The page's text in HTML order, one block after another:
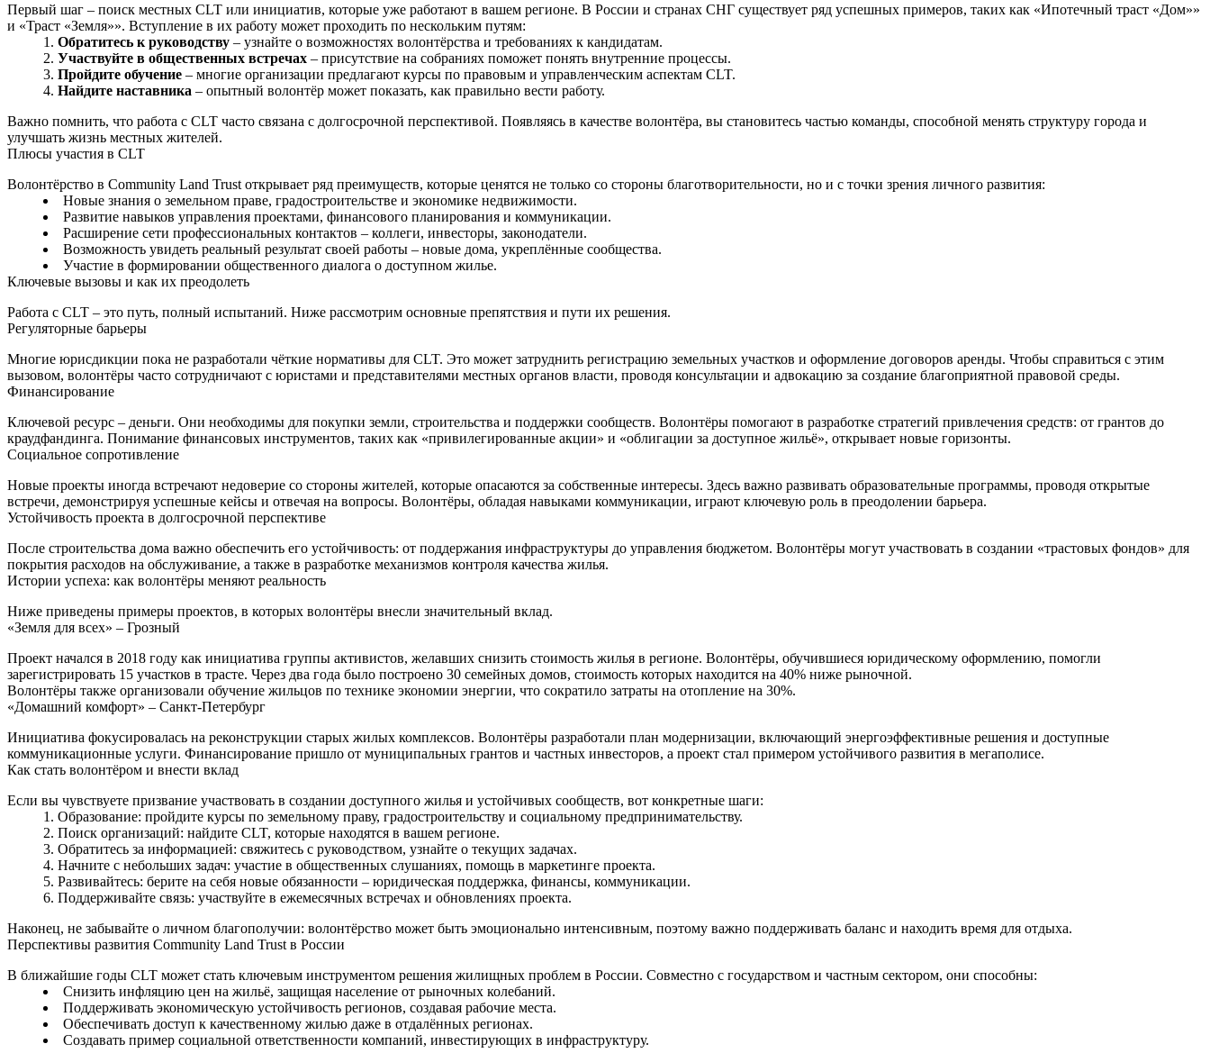
Первый шаг – поиск местных CLT или инициатив, которые уже работают в вашем регионе. В России и странах СНГ существует ряд успешных примеров, таких как «Ипотечный траст «Дом»»
и «Траст «Земля»». Вступление в их работу может проходить по нескольким путям:
Обратитесь к руководству – узнайте о возможностях волонтёрства и требованиях к кандидатам.
Участвуйте в общественных встречах – присутствие на собраниях поможет понять внутренние процессы.
Пройдите обучение – многие организации предлагают курсы по правовым и управленческим аспектам CLT.
Найдите наставника – опытный волонтёр может показать, как правильно вести работу.
Важно помнить, что работа с CLT часто связана с долгосрочной перспективой. Появляясь в качестве волонтёра, вы становитесь частью команды, способной менять структуру города и
улучшать жизнь местных жителей.
Плюсы участия в CLT
Волонтёрство в Community Land Trust открывает ряд преимуществ, которые ценятся не только со стороны благотворительности, но и с точки зрения личного развития:
Новые знания о земельном праве, градостроительстве и экономике недвижимости.
Развитие навыков управления проектами, финансового планирования и коммуникации.
Расширение сети профессиональных контактов – коллеги, инвесторы, законодатели.
Возможность увидеть реальный результат своей работы – новые дома, укреплённые сообщества.
Участие в формировании общественного диалога о доступном жилье.
Ключевые вызовы и как их преодолеть
Работа с CLT – это путь, полный испытаний. Ниже рассмотрим основные препятствия и пути их решения.
Регуляторные барьеры
Многие юрисдикции пока не разработали чёткие нормативы для CLT. Это может затруднить регистрацию земельных участков и оформление договоров аренды. Чтобы справиться с этим
вызовом, волонтёры часто сотрудничают с юристами и представителями местных органов власти, проводя консультации и адвокацию за создание благоприятной правовой среды.
Финансирование
Ключевой ресурс – деньги. Они необходимы для покупки земли, строительства и поддержки сообществ. Волонтёры помогают в разработке стратегий привлечения средств: от грантов до
краудфандинга. Понимание финансовых инструментов, таких как «привилегированные акции» и «облигации за доступное жильё», открывает новые горизонты.
Социальное сопротивление
Новые проекты иногда встречают недоверие со стороны жителей, которые опасаются за собственные интересы. Здесь важно развивать образовательные программы, проводя открытые
встречи, демонстрируя успешные кейсы и отвечая на вопросы. Волонтёры, обладая навыками коммуникации, играют ключевую роль в преодолении барьера.
Устойчивость проекта в долгосрочной перспективе
После строительства дома важно обеспечить его устойчивость: от поддержания инфраструктуры до управления бюджетом. Волонтёры могут участвовать в создании «трастовых фондов» для
покрытия расходов на обслуживание, а также в разработке механизмов контроля качества жилья.
Истории успеха: как волонтёры меняют реальность
Ниже приведены примеры проектов, в которых волонтёры внесли значительный вклад.
«Земля для всех» – Грозный
Проект начался в 2018 году как инициатива группы активистов, желавших снизить стоимость жилья в регионе. Волонтёры, обучившиеся юридическому оформлению, помогли
зарегистрировать 15 участков в трасте. Через два года было построено 30 семейных домов, стоимость которых находится на 40% ниже рыночной.
Волонтёры также организовали обучение жильцов по технике экономии энергии, что сократило затраты на отопление на 30%.
«Домашний комфорт» – Санкт-Петербург
Инициатива фокусировалась на реконструкции старых жилых комплексов. Волонтёры разработали план модернизации, включающий энергоэффективные решения и доступные
коммуникационные услуги. Финансирование пришло от муниципальных грантов и частных инвесторов, а проект стал примером устойчивого развития в мегаполисе.
Как стать волонтёром и внести вклад
Если вы чувствуете призвание участвовать в создании доступного жилья и устойчивых сообществ, вот конкретные шаги:
Образование: пройдите курсы по земельному праву, градостроительству и социальному предпринимательству.
Поиск организаций: найдите CLT, которые находятся в вашем регионе.
Обратитесь за информацией: свяжитесь с руководством, узнайте о текущих задачах.
Начните с небольших задач: участие в общественных слушаниях, помощь в маркетинге проекта.
Развивайтесь: берите на себя новые обязанности – юридическая поддержка, финансы, коммуникации.
Поддерживайте связь: участвуйте в ежемесячных встречах и обновлениях проекта.
Наконец, не забывайте о личном благополучии: волонтёрство может быть эмоционально интенсивным, поэтому важно поддерживать баланс и находить время для отдыха.
Перспективы развития Community Land Trust в России
В ближайшие годы CLT может стать ключевым инструментом решения жилищных проблем в России. Совместно с государством и частным сектором, они способны:
Снизить инфляцию цен на жильё, защищая население от рыночных колебаний.
Поддерживать экономическую устойчивость регионов, создавая рабочие места.
Обеспечивать доступ к качественному жилью даже в отдалённых регионах.
Создавать пример социальной ответственности компаний, инвестирующих в инфраструктуру.